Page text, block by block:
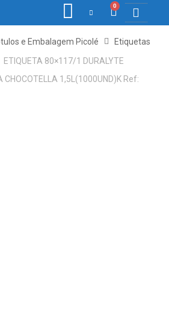
0
e Embalagem Picolé
Etiquetas
ETIQUETA 80×117/1 DURALYTE
CHOCOTELLA 1,5L(1000UND)K Ref: